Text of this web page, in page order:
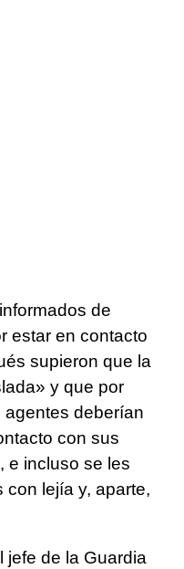
de
estar en contacto
supieron que la
y que por
deberían
con sus
e incluso se les
con lejía y, aparte,
jefe de la Guardia